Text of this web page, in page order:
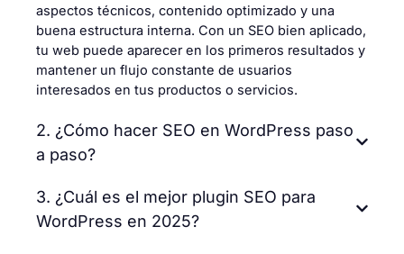
aspectos técnicos, contenido optimizado y una
buena estructura interna. Con un SEO bien aplicado,
tu web puede aparecer en los primeros resultados y
mantener un flujo constante de usuarios
interesados en tus productos o servicios.
2. ¿Cómo hacer SEO en WordPress paso
a paso?
3. ¿Cuál es el mejor plugin SEO para
WordPress en 2025?